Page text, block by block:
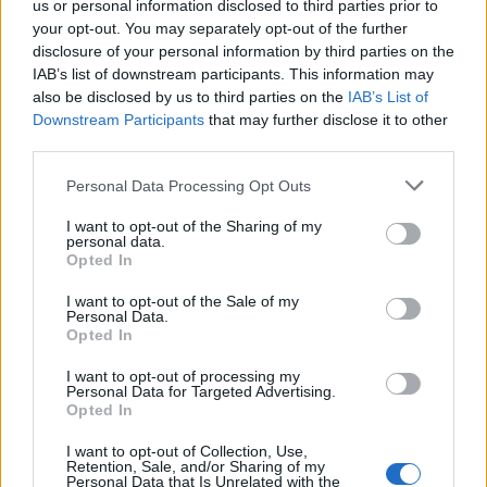
us or personal information disclosed to third parties prior to
your opt-out. You may separately opt-out of the further
disclosure of your personal information by third parties on the
IAB’s list of downstream participants. This information may
also be disclosed by us to third parties on the IAB’s List of
Downstream Participants that may further disclose it to other
Personal Data Processing Opt Outs
I want to opt-out of the Sharing of my
personal data.
Opted In
I want to opt-out of the Sale of my
Personal Data.
Opted In
I want to opt-out of processing my
Personal Data for Targeted Advertising.
Opted In
I want to opt-out of Collection, Use,
Retention, Sale, and/or Sharing of my
Personal Data that Is Unrelated with the
Σκουρβούλων
Περιφέρεια Κρήτης: Μισό εκατομ. ευρώ για έργα οδικής
ασφάλειας
12:56
Έρχονται νέες προσλήψεις στο Λιμενικό - "Ενισχύσαμε
ήδη την Κρήτη" λέει ο Κικίλιας
Αφροδίτη Νέστορα: Η σπαρακτική ανάρτηση για τη
μητέρα της που χάθηκε στην εμπρηστική επίθεση
τόσο εύκολα όσο εκείνος πιστεύει
Κικίλιας: «Έρχονται 420 νέες προσλήψεις στο Λιμενικό
Σώμα»